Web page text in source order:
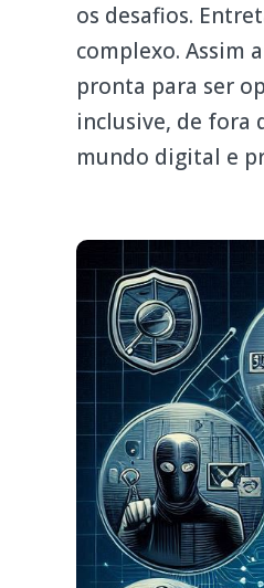
os desafios.
complexo. Assim
pronta para ser
inclusive, de fora
mundo digital e